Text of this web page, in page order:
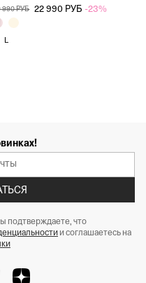
990 РУБ 22 990 РУБ -23%
L
подтверждаете, что
и соглашаетесь на